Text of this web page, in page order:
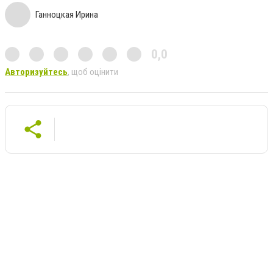
Ганноцкая Ирина
0,0
Авторизуйтесь, щоб оцінити